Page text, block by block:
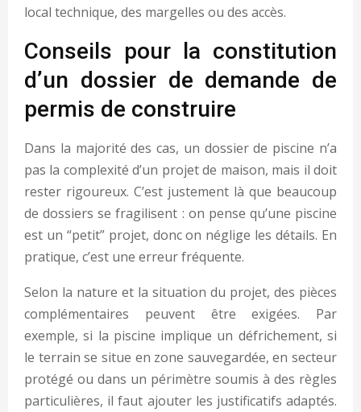
local technique, des margelles ou des accès.
Conseils pour la constitution
d’un dossier de demande de
permis de construire
Dans la majorité des cas, un dossier de piscine n’a
pas la complexité d’un projet de maison, mais il doit
rester rigoureux. C’est justement là que beaucoup
de dossiers se fragilisent : on pense qu’une piscine
est un “petit” projet, donc on néglige les détails. En
pratique, c’est une erreur fréquente.
Selon la nature et la situation du projet, des pièces
complémentaires peuvent être exigées. Par
exemple, si la piscine implique un défrichement, si
le terrain se situe en zone sauvegardée, en secteur
protégé ou dans un périmètre soumis à des règles
particulières, il faut ajouter les justificatifs adaptés.